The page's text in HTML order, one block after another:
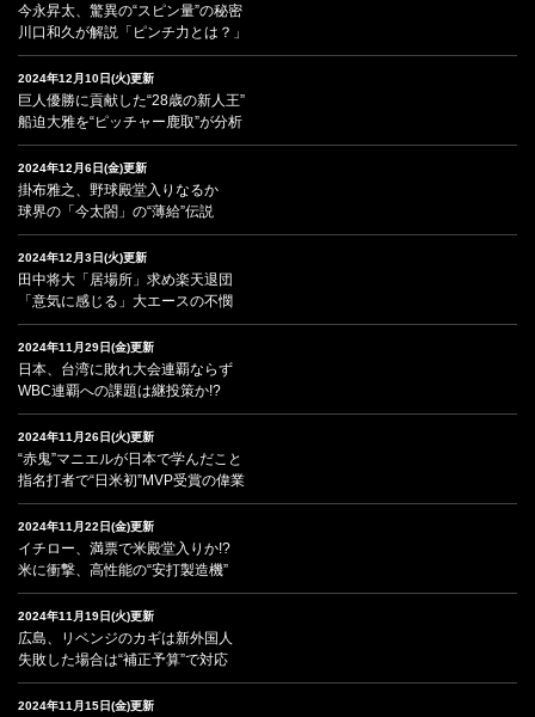
今永昇太、驚異の“スピン量”の秘密
川口和久が解説「ピンチ力とは？」
2024年12月10日(火)更新
巨人優勝に貢献した“28歳の新人王”
船迫大雅を“ピッチャー鹿取”が分析
2024年12月6日(金)更新
掛布雅之、野球殿堂入りなるか
球界の「今太閤」の“薄給”伝説
2024年12月3日(火)更新
田中将大「居場所」求め楽天退団
「意気に感じる」大エースの不憫
2024年11月29日(金)更新
日本、台湾に敗れ大会連覇ならず
WBC連覇への課題は継投策か!?
2024年11月26日(火)更新
“赤鬼”マニエルが日本で学んだこと
指名打者で“日米初”MVP受賞の偉業
2024年11月22日(金)更新
イチロー、満票で米殿堂入りか!?
米に衝撃、高性能の“安打製造機”
2024年11月19日(火)更新
広島、リベンジのカギは新外国人
失敗した場合は“補正予算”で対応
2024年11月15日(金)更新